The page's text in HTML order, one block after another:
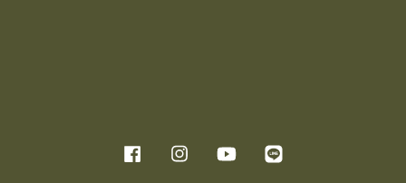
Facebook Instagram YouTube